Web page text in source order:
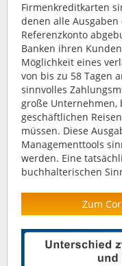
Firmenkreditkarten
denen alle
Referenzkonto
Banken ihren
Möglichkeit eines
von bis zu 58 Tagen
sinnvolles
große
geschäftlichen
müssen. Diese
Managementtools
werden. Eine
buchhalterischen
Zum